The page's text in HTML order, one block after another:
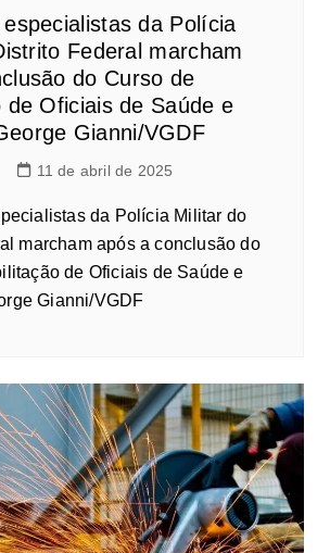
da Polícia
Federal marcham
do Curso de
de Oficiais de Saúde e
Gianni/VGDF
11 de abril de 2025
da Polícia Militar do
marcham após a conclusão do
de Oficiais de Saúde e
Gianni/VGDF